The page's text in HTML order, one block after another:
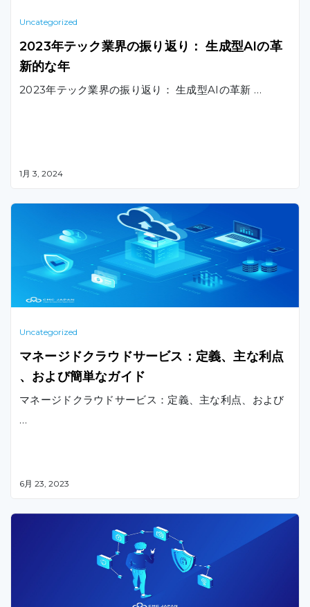
Uncategorized
2023年テック業界の振り返り： 生成型AIの革
新的な年
2023年テック業界の振り返り： 生成型AIの革新 …
1月 3, 2024
Uncategorized
マネージドクラウドサービス：定義、主な利点
、および簡単なガイド
マネージドクラウドサービス：定義、主な利点、および
…
6月 23, 2023